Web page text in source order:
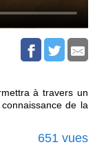
à travers un
de la
651 vues